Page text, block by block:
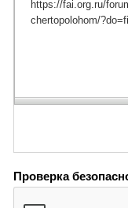
Проверка